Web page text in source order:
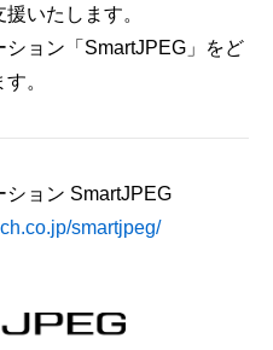
いたします。
ョン「SmartJPEG」をど
。
ョン SmartJPEG
smartjpeg/